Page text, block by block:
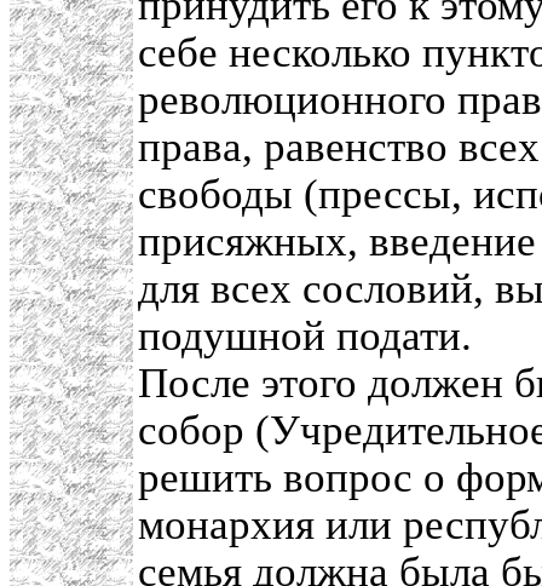
себе несколько
революционного
права, равенство
свободы (прессы,
присяжных,
для всех сословий,
подушной подати.
После этого должен
собор
решить вопрос о
монархия или
семья должна была